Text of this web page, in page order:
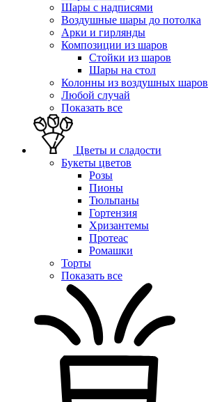
Шары с надписями
Воздушные шары до потолка
Арки и гирлянды
Композиции из шаров
Стойки из шаров
Шары на стол
Колонны из воздушных шаров
Любой случай
Показать все
Цветы и сладости
Букеты цветов
Розы
Пионы
Тюльпаны
Гортензия
Хризантемы
Протеас
Ромашки
Торты
Показать все